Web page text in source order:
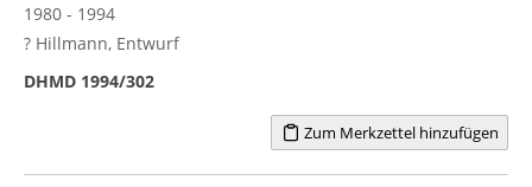
1980 - 1994
? Hillmann, Entwurf
DHMD 1994/302
Zum Merkzettel hinzufügen